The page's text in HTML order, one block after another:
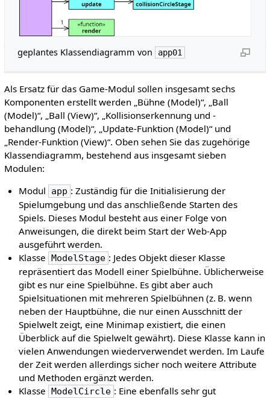
geplantes Klassendiagramm von app01
Als Ersatz für das Game-Modul sollen insgesamt sechs
Komponenten erstellt werden „Bühne (Model)“, „Ball
(Model)“, „Ball (View)“, „Kollisionserkennung und -
behandlung (Model)“, „Update-Funktion (Model)“ und
„Render-Funktion (View)“. Oben sehen Sie das zugehörige
Klassendiagramm, bestehend aus insgesamt sieben
Modulen:
Modul
app : Zuständig für die Initialisierung der
Spielumgebung und das anschließende Starten des
Spiels. Dieses Modul besteht aus einer Folge von
Anweisungen, die direkt beim Start der Web-App
ausgeführt werden.
Klasse ModelStage : Jedes Objekt dieser Klasse
repräsentiert das Modell einer Spielbühne. Üblicherweise
gibt es nur eine Spielbühne. Es gibt aber auch
Spielsituationen mit mehreren Spielbühnen (z. B. wenn
neben der Hauptbühne, die nur einen Ausschnitt der
Spielwelt zeigt, eine Minimap existiert, die einen
Überblick auf die Spielwelt gewährt). Diese Klasse kann in
vielen Anwendungen wiederverwendet werden. Im Laufe
der Zeit werden allerdings sicher noch weitere Attribute
und Methoden ergänzt werden.
Klasse ModelCircle : Eine ebenfalls sehr gut